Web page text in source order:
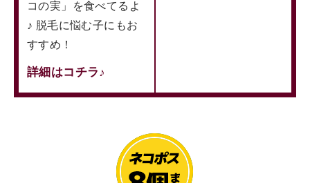
コの実」を食べてるよ
♪ 脱毛に悩む子にもお
すすめ！
詳細はコチラ♪